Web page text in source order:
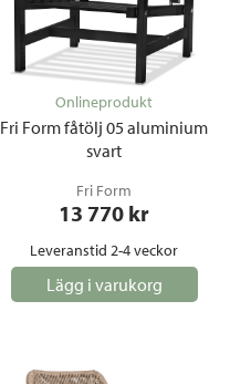
Fri Form fåtölj 05 aluminium
svart
Onlineprodukt
Fri Form
13 770 kr
Leveranstid 2-4 veckor
Lägg i varukorg